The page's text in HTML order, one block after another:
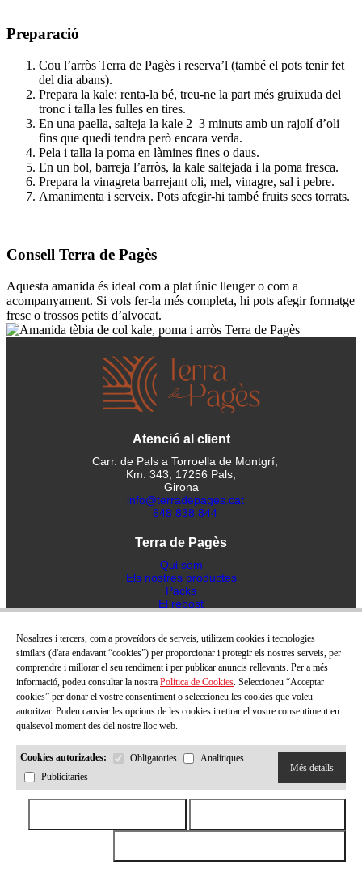
Preparació
Cou l’arròs Terra de Pagès i reserva’l (també el pots tenir fet
del dia abans).
Prepara la kale: renta-la bé, treu-ne la part més gruixuda del
tronc i talla les fulles en tires.
En una paella, salteja la kale 2–3 minuts amb un rajolí d’oli
fins que quedi tendra però encara verda.
Pela i talla la poma en làmines fines o daus.
En un bol, barreja l’arròs, la kale saltejada i la poma fresca.
Prepara la vinagreta barrejant oli, mel, vinagre, sal i pebre.
Amanimenta i serveix. Pots afegir-hi també fruits secs torrats.
Consell Terra de Pagès
Aquesta amanida és ideal com a plat únic lleuger o com a
acompanyament. Si vols fer-la més completa, hi pots afegir formatge
fresc o trossos petits d’alvocat.
Atenció al client
Carr. de Pals a Torroella de Montgrí,
Km. 343, 17256 Pals,
Girona
info@terradepages.cat
648 838 844
Terra de Pagès
Qui som
Els nostres productes
Packs
El rebost
Blog
Contacte
Ajuda
Politica de privacitat
Avís Legal
Termes i condicions de venta
Política de cookies
Política d'enviaments
COPYRIGHT © 2026TERRA DE PAGÉS. TOTS ELS DRETS
Nosaltres i tercers, com a proveïdors de serveis, utilitzem cookies i tecnologies
similars (d'ara endavant “cookies”) per proporcionar i protegir els nostres serveis, per
comprendre i millorar el seu rendiment i per publicar anuncis rellevants. Per a més
informació, podeu consultar la nostra Política de Cookies. Seleccioneu “Acceptar
cookies” per donar el vostre consentiment o seleccioneu les cookies que voleu
autoritzar. Podeu canviar les opcions de les cookies i retirar el vostre consentiment en
qualsevol moment des del nostre lloc web.
Cookies autorizades: Obligatories
Analítiques
Publicitaries
Més detalls